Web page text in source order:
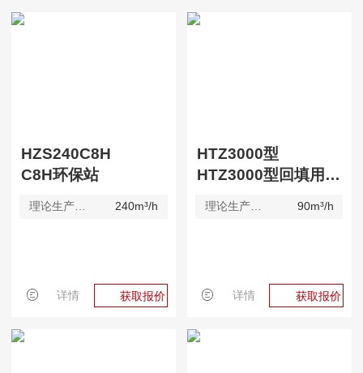
HZS240C8H
C8H环保站
理论生产效率 240m³/h
详情 获取报价
HTZ3000型
HTZ3000型回填用搅拌站
理论生产效率 90m³/h
详情 获取报价